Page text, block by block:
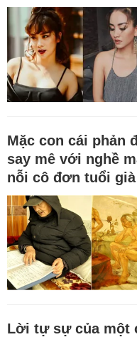
Mặc con cái phản
say mê với nghề
nỗi cô đơn tuổi già
Lời tự sự của một